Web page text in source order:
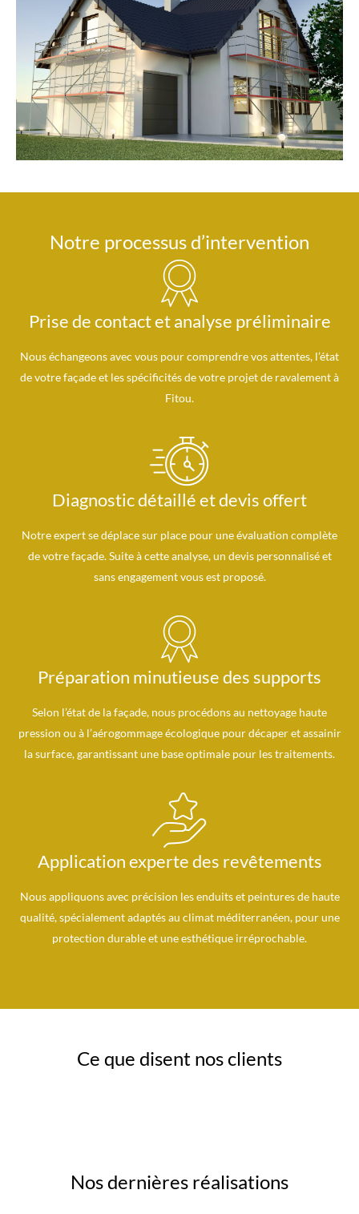
Notre processus d’intervention
Prise de contact et analyse préliminaire
Nous échangeons avec vous pour comprendre vos attentes, l’état
de votre façade et les spécificités de votre projet de ravalement à
Fitou.
Diagnostic détaillé et devis offert
Notre expert se déplace sur place pour une évaluation complète
de votre façade. Suite à cette analyse, un devis personnalisé et
sans engagement vous est proposé.
Préparation minutieuse des supports
Selon l’état de la façade, nous procédons au nettoyage haute
pression ou à l’aérogommage écologique pour décaper et assainir
la surface, garantissant une base optimale pour les traitements.
Application experte des revêtements
Nous appliquons avec précision les enduits et peintures de haute
qualité, spécialement adaptés au climat méditerranéen, pour une
protection durable et une esthétique irréprochable.
Ce que disent nos clients
Nos dernières réalisations